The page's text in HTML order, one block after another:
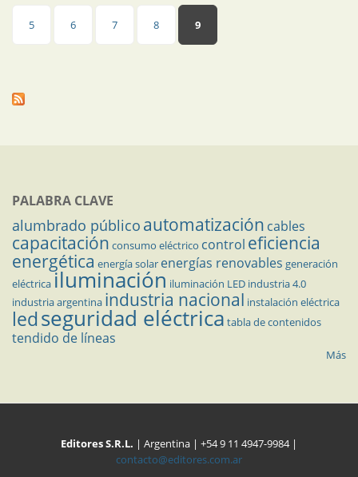
5 6 7 8 9
PALABRA CLAVE
alumbrado público automatización cables
capacitación consumo eléctrico control eficiencia
energética energía solar energías renovables generación
eléctricailuminación iluminación LED industria 4.0
industria argentina industria nacional instalación eléctrica
ledseguridad eléctrica tabla de contenidos
tendido de líneas
Más
Editores S.R.L. | Argentina | +54 9 11 4947-9984 |
contacto@editores.com.ar